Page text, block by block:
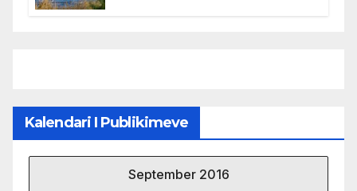
Kalendari I Publikimeve
September 2016